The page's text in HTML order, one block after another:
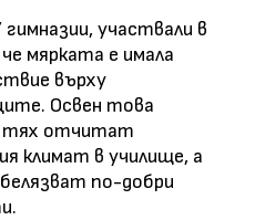
участвали в
мярката е имала
върху
Освен това
тях отчитат
климат в училище, а
по-добри